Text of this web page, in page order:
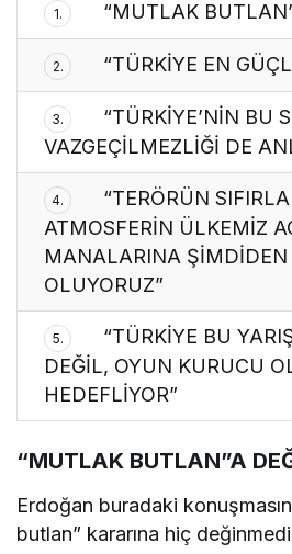
1. “MUTLAK
2. “TÜRKİYE EN
3.
“TÜRKİYE’NİN BU
VAZGEÇİLMEZLİĞİ DE
4.
“TERÖRÜN
ATMOSFERİN ÜLKEMİZ
MANALARINA
OLUYORUZ”
5.
“TÜRKİYE BU
DEĞİL, OYUN KURUCU
HEDEFLİYOR”
“MUTLAK BUTLAN”A
Erdoğan buradaki
butlan” kararına hiç